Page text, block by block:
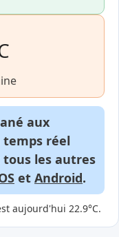
aux
réel
les autres
et Android.
aujourd'hui 22.9°C.